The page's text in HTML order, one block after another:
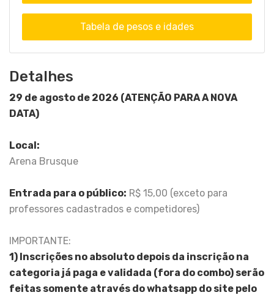
Detalhes
29 de agosto de 2026 (ATENÇÃO PARA A NOVA
DATA)
Local:
Arena Brusque
Entrada para o público: R$ 15,00 (exceto para
professores cadastrados e competidores)
IMPORTANTE:
1) Inscrições no absoluto depois da inscrição na
categoria já paga e validada (fora do combo) serão
feitas somente através do whatsapp do site pelo
Tabela de pesos e idades